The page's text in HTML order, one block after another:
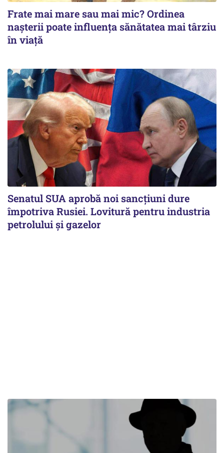
Frate mai mare sau mai mic? Ordinea
nașterii poate influența sănătatea mai târziu
în viață
Senatul SUA aprobă noi sancțiuni dure
împotriva Rusiei. Lovitură pentru industria
petrolului și gazelor